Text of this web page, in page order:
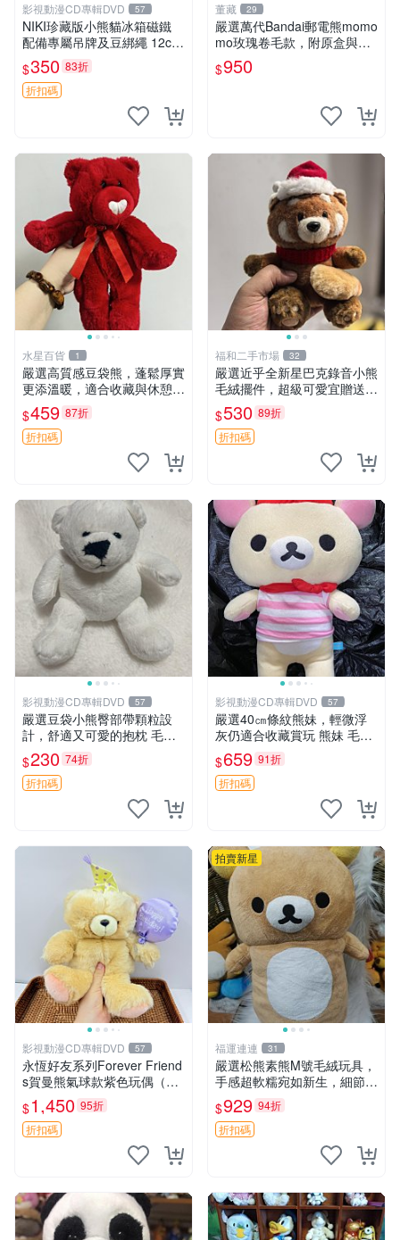
影視動漫CD專輯DVD 57
NIKI珍藏版小熊貓冰箱磁鐵
配備專屬吊牌及豆綁繩 12cm
廢品嚴選 好評推薦 小熊貓冰
箱貼 磁鐵掛件 冰箱飾品
$350 83折
折扣碼
董藏 29
嚴選萬代Bandai郵電熊momo
mo玫瑰卷毛款，附原盒與吊
牌，粉嫩可愛入手即柔軟～
玫瑰卷毛 郵電熊 正品
$950
水星百貨 1
嚴選高質感豆袋熊，蓬鬆厚實
更添溫暖，適合收藏與休憩。
前胸填充飽滿，背部亦具優雅
設計。 豆袋熊 保暖 溫柔 蓬
松
$459 87折
折扣碼
福和二手市場 32
嚴選近乎全新星巴克錄音小熊
毛絨擺件，超級可愛宜贈送掛
飾 錄音小熊 毛絨擺件 贈品
$530 89折
折扣碼
影視動漫CD專輯DVD 57
嚴選豆袋小熊臀部帶顆粒設
計，舒適又可愛的抱枕 毛絨
抱枕、臀部按摩、坐墊
$230 74折
折扣碼
影視動漫CD專輯DVD 57
嚴選40㎝條紋熊妹，輕微浮
灰仍適合收藏賞玩 熊妹 毛絨
玩具 浮雕熊
$659 91折
折扣碼
影視動漫CD專輯DVD 57
永恆好友系列Forever Friend
s賀曼熊氣球款紫色玩偶（鼻
子稍有磨損） 中古玩具 氣球
熊 玩偶
$1,450 95折
折扣碼
拍賣新星
福運連連 31
嚴選松熊素熊M號毛絨玩具，
手感超軟糯宛如新生，細節精
緻完美無瑕，推薦送禮或珍
藏，中古狀態保養得宜。 松
熊 素熊 毛絨doll
$929 94折
折扣碼